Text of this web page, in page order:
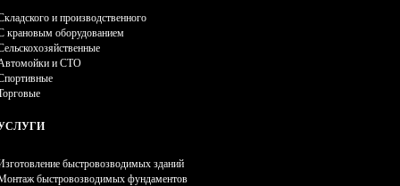
и производственного
крановым оборудованием
и СТО
быстровозводимых зданий
быстровозводимых фундаментов